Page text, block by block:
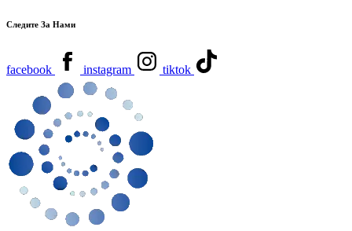
Следите За Нами
facebook instagram tiktok